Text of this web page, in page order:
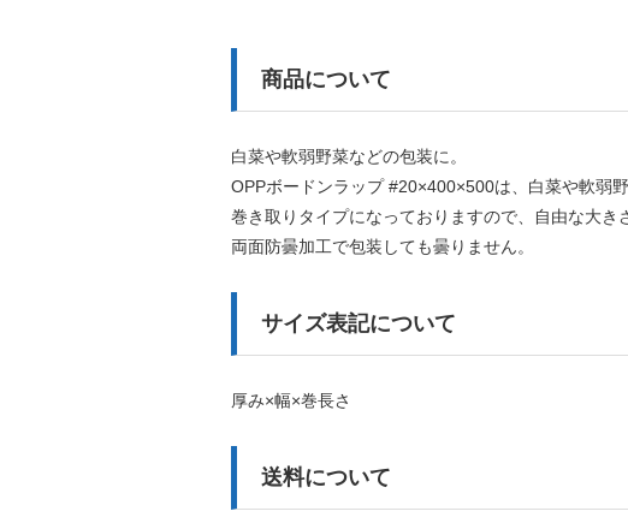
商品について
白菜や軟弱野菜などの包装に。
OPPボードンラップ #20×400×500は、白菜や軟弱
巻き取りタイプになっておりますので、自由な大き
両面防曇加工で包装しても曇りません。
サイズ表記について
厚み×幅×巻長さ
送料について